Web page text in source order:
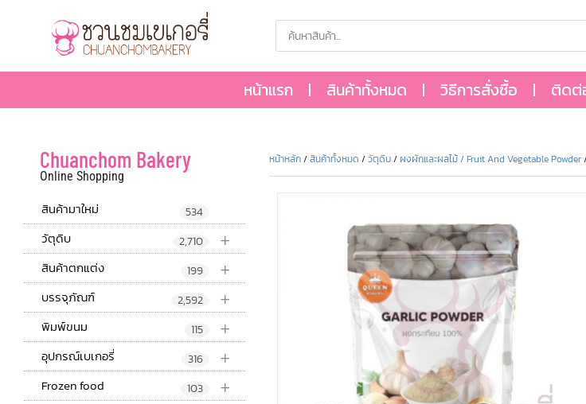
หน้าแรก สินค้าทั้งหมด วิธีการสั่งซื้อ ติดต่
Chuanchom Bakery
Online Shopping
สินค้ามาใหม่ 534
+
วัตุดิบ 2,710
+
สินค้าตกแต่ง 199
+
บรรจุภัณฑ์ 2,592
+
พิมพ์ขนม 115
+
อุปกรณ์เบเกอรี่ 316
+
Frozen food 103
หน้าหลัก/สินค้าทั้งหมด /วัตุดิบ/ผงผักและผลไม้ / Fruit And Vegetable Powder/